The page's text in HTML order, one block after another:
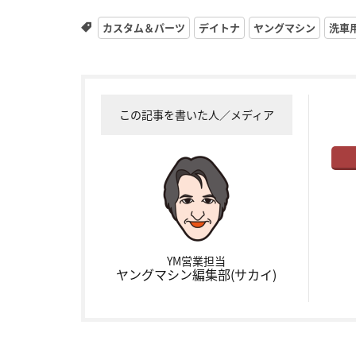
カスタム＆パーツ デイトナ ヤングマシン 洗車
この記事を書いた人／メディア
YM営業担当
ヤングマシン編集部(サカイ)